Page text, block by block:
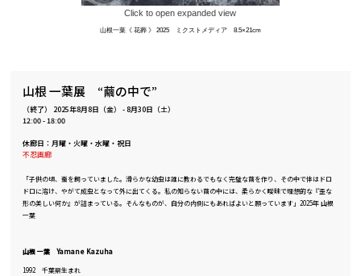
Click to open expanded view
山根一葉《 花葬 》 2025 ミクストメディア 8.5×21cm
山根 一葉展 “繭の中で”
（終了） 2025年8月8日（金）- 8月30日（土）
12:00 - 18:00
休廊日：月曜・火曜・水曜・祝日
不忍画廊
「子供の頃、蚕を飼っていました。滑らかな幼虫は誰に教わるでもなく完璧な繭を作り、その中で体はドロ
ドロに溶け、やがて成虫となって外に出てくる。私の知らない繭の中には、柔らかく曖昧で理想的な『歪な
形の美しい何か』が詰まっている。そんなものが、自分の内側にもあればよいと願っています」2025年 山根
一葉
山根 一葉 Yamane Kazuha
1992 千葉県生まれ